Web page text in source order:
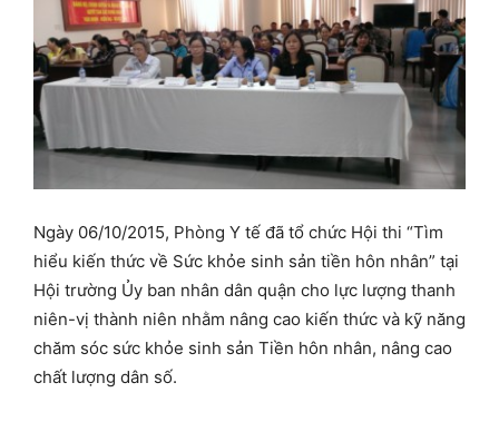
Ngày 06/10/2015, Phòng Y tế đã tổ chức Hội thi “Tìm
hiểu kiến thức về Sức khỏe sinh sản tiền hôn nhân” tại
Hội trường Ủy ban nhân dân quận cho lực lượng thanh
niên-vị thành niên nhằm nâng cao kiến thức và kỹ năng
chăm sóc sức khỏe sinh sản Tiền hôn nhân, nâng cao
chất lượng dân số.